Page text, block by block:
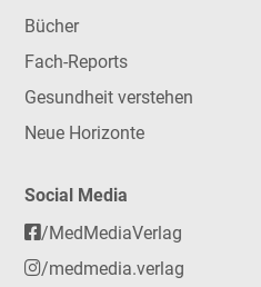
Bücher
Fach-Reports
Gesundheit verstehen
Neue Horizonte
Social Media
/MedMediaVerlag
/medmedia.verlag